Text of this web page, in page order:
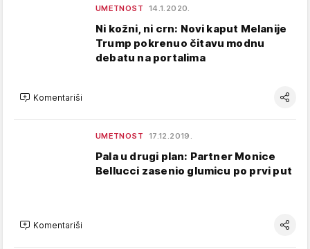
UMETNOST 14.1.2020.
Ni kožni, ni crn: Novi kaput Melanije
Trump pokrenuo čitavu modnu
debatu na portalima
Komentariši
UMETNOST 17.12.2019.
Pala u drugi plan: Partner Monice
Bellucci zasenio glumicu po prvi put
Komentariši